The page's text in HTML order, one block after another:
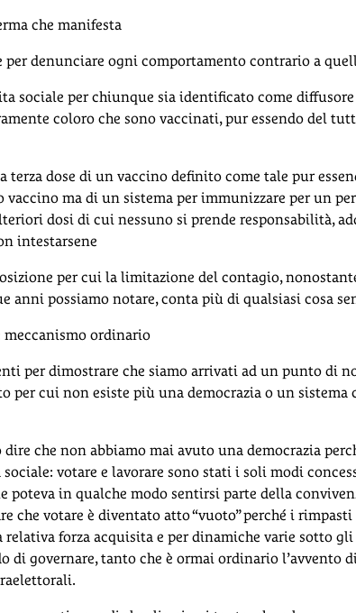
che manifesta
per denunciare ogni comportamento contrario a
sociale per chiunque sia identificato come
coloro che sono vaccinati, pur essendo del
terza dose di un vaccino definito come tale pur
vaccino ma di un sistema per immunizzare per un
dosi di cui nessuno si prende responsabilità,
intestarsene
per cui la limitazione del contagio,
anni possiamo notare, conta più di qualsiasi cosa
ordinario
per dimostrare che siamo arrivati ad un punto di
per cui non esiste più una democrazia o un sistema
che non abbiamo mai avuto una democrazia
votare e lavorare sono stati i soli modi
poteva in qualche modo sentirsi parte della
che votare è diventato atto “vuoto” perché i
relativa forza acquisita e per dinamiche varie sotto
di governare, tanto che è ormai ordinario l’avvento